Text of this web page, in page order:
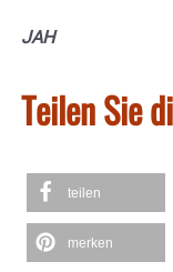
JAH
Teilen Sie
teilen
merken